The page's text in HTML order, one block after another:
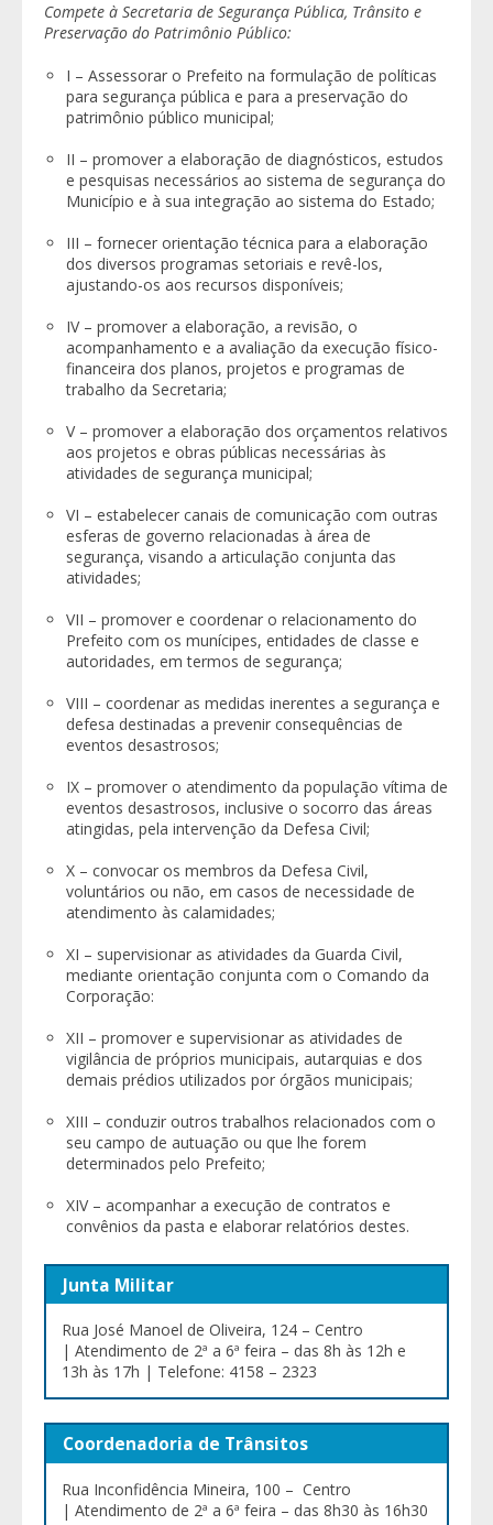
Compete à Secretaria de Segurança Pública, Trânsito e
Preservação do Patrimônio Público:
I – Assessorar o Prefeito na formulação de políticas
para segurança pública e para a preservação do
patrimônio público municipal;
II – promover a elaboração de diagnósticos, estudos
e pesquisas necessários ao sistema de segurança do
Município e à sua integração ao sistema do Estado;
III – fornecer orientação técnica para a elaboração
dos diversos programas setoriais e revê-los,
ajustando-os aos recursos disponíveis;
IV – promover a elaboração, a revisão, o
acompanhamento e a avaliação da execução físico-
financeira dos planos, projetos e programas de
trabalho da Secretaria;
V – promover a elaboração dos orçamentos relativos
aos projetos e obras públicas necessárias às
atividades de segurança municipal;
VI – estabelecer canais de comunicação com outras
esferas de governo relacionadas à área de
segurança, visando a articulação conjunta das
atividades;
VII – promover e coordenar o relacionamento do
Prefeito com os munícipes, entidades de classe e
autoridades, em termos de segurança;
VIII – coordenar as medidas inerentes a segurança e
defesa destinadas a prevenir consequências de
eventos desastrosos;
IX – promover o atendimento da população vítima de
eventos desastrosos, inclusive o socorro das áreas
atingidas, pela intervenção da Defesa Civil;
X – convocar os membros da Defesa Civil,
voluntários ou não, em casos de necessidade de
atendimento às calamidades;
XI – supervisionar as atividades da Guarda Civil,
mediante orientação conjunta com o Comando da
Corporação:
XII – promover e supervisionar as atividades de
vigilância de próprios municipais, autarquias e dos
demais prédios utilizados por órgãos municipais;
XIII – conduzir outros trabalhos relacionados com o
seu campo de autuação ou que lhe forem
determinados pelo Prefeito;
XIV – acompanhar a execução de contratos e
convênios da pasta e elaborar relatórios destes.
Junta Militar
Rua José Manoel de Oliveira, 124 – Centro
| Atendimento de 2ª a 6ª feira – das 8h às 12h e
13h às 17h | Telefone: 4158 – 2323
Coordenadoria de Trânsitos
Rua Inconfidência Mineira, 100 – Centro
| Atendimento de 2ª a 6ª feira – das 8h30 às 16h30